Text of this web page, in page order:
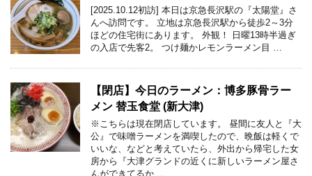
[2025.10.12初訪] 本日は京急長沢駅の『太陽堂』さ
んへ訪問です。 立地は京急長沢駅から徒歩2～3分
ほどの住宅街にあります。 外観！ 日曜13時半過ぎ
の入店で先客2。 つけ麺かレモンラーメン目 …
【閉店】今日のラーメン：博多豚骨ラー
メン 替玉食堂 (新大津)
※こちらは現在閉店しています。 昼間に友人と『大
公』で味噌ラーメンを満喫したので、晩飯は軽くで
いいな、などと考えていたら、外出から帰宅した女
房から『大津グランドの近くに新しいラーメン屋さ
んができてるか …